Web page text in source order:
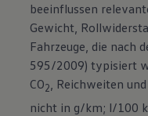
beeinflussen
Gewicht,
Fahrzeuge, die nach
595/2009) typisiert
CO2, Reichweiten
nicht in g/km; l/100